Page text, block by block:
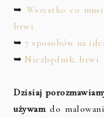
➥ Wszystko co
brwi.
➥7 sposobów na
➥ Niezbędnik: brwi.
Dzisiaj
używamdo